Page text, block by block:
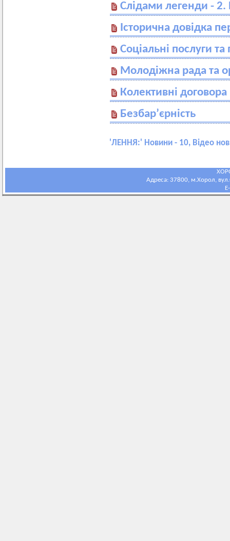
Слідами легенди - 2.
Історична довідка
Соціальні послуги та
Молодіжна рада та
Колективні договора
Безбар’єрність
'ЛЕННЯ:' Новини - 10, Відео
Адреса: 37800, м.Хорол,